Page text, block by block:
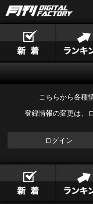
こちらから各種
登録情報の変更は、
ログイン